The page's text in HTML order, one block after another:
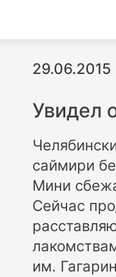
29.06.2015
Увидел
саймири
Мини
Сейчас
им.